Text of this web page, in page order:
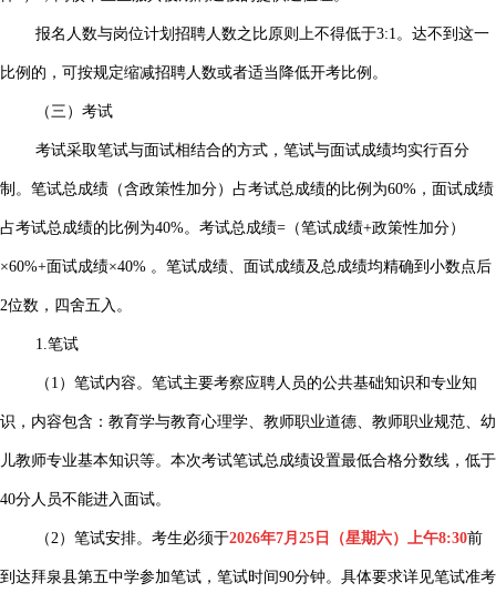
报名人数与岗位计划招聘人数之比原则上不得低于3:1。达不到这一
比例的，可按规定缩减招聘人数或者适当降低开考比例。
（三）考试
考试采取笔试与面试相结合的方式，笔试与面试成绩均实行百分
制。笔试总成绩（含政策性加分）占考试总成绩的比例为60%，面试成绩
占考试总成绩的比例为40%。考试总成绩=（笔试成绩+政策性加分）
×60%+面试成绩×40% 。笔试成绩、面试成绩及总成绩均精确到小数点后
2位数，四舍五入。
1.笔试
（1）笔试内容。笔试主要考察应聘人员的公共基础知识和专业知
识，内容包含：教育学与教育心理学、教师职业道德、教师职业规范、幼
儿教师专业基本知识等。本次考试笔试总成绩设置最低合格分数线，低于
40分人员不能进入面试。
（2）笔试安排。考生必须于2026年7月25日（星期六）上午8:30前
到达拜泉县第五中学参加笔试，笔试时间90分钟。具体要求详见笔试准考